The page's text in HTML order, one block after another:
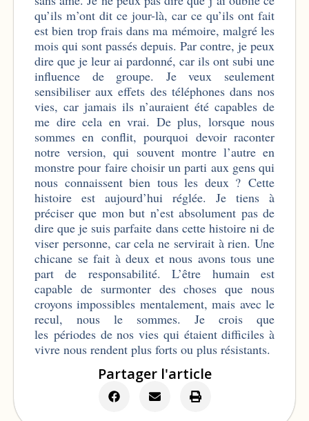
qu’ils m’ont dit ce jour-là, car ce qu’ils ont fait
est bien trop frais dans ma mémoire, malgré les
mois qui sont passés depuis. Par contre, je peux
dire que je leur ai pardonné, car ils ont subi une
influence de groupe. Je veux seulement
sensibiliser aux effets des téléphones dans nos
vies, car jamais ils n’auraient été capables de
me dire cela en vrai. De plus, lorsque nous
sommes en conflit, pourquoi devoir raconter
notre version, qui souvent montre l’autre en
monstre pour faire choisir un parti aux gens qui
nous connaissent bien tous les deux ? Cette
histoire est aujourd’hui réglée. Je tiens à
préciser que mon but n’est absolument pas de
dire que je suis parfaite dans cette histoire ni de
viser personne, car cela ne servirait à rien. Une
chicane se fait à deux et nous avons tous une
part de responsabilité. L’être humain est
capable de surmonter des choses que nous
croyons impossibles mentalement, mais avec le
recul, nous le sommes. Je crois que
les périodes de nos vies qui étaient difficiles à
vivre nous rendent plus forts ou plus résistants.
Partager l'article